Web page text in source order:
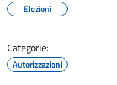
Elezioni
Categorie:
Autorizzazioni